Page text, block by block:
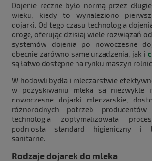
Dojenie ręczne było normą przez
wieku, kiedy to wynaleziono
dojarki. Od tego czasu technologia
drogę, oferując dzisiaj wiele rozwiązań
systemów dojenia po nowoczesne
obecnie zarówno same urządzenia, jak i
są łatwo dostępne na rynku maszyn
W hodowli bydła i mleczarstwie
w pozyskiwaniu mleka są niezwykle
nowoczesne dojarki mleczarskie,
różnorodnych potrzeb
technologia zoptymalizowała
podniosła standard higieniczny i
sanitarne.
Rodzaje dojarek do mleka